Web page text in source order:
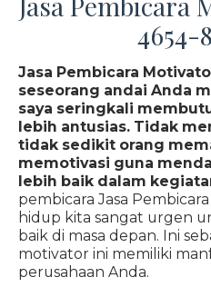
4654-
Jasa Pembicara
seseorang andai Anda
saya seringkali
lebih antusias. Tidak
tidak sedikit orang
memotivasi guna
lebih baik dalam
pembicara Jasa
hidup kita sangat urgen
baik di masa depan. Ini
motivator ini memiliki
perusahaan Anda.